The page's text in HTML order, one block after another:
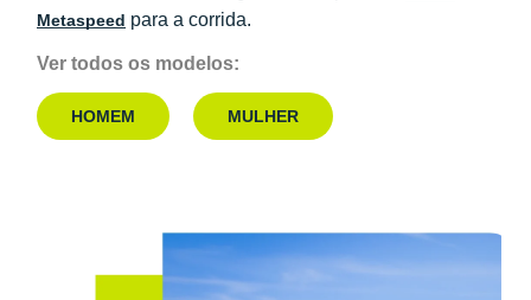
Metaspeed para a corrida.
Ver todos os modelos:
HOMEM MULHER